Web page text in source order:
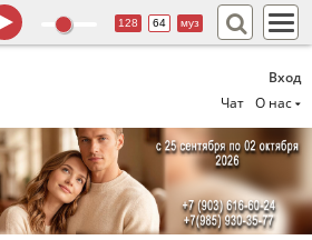
Вход
Чат
О нас
128 64 муз